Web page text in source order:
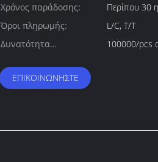
λεπτομέρειες:
Χρόνος παράδοσης:
Περίπου 30
Όροι πληρωμής:
L/C, T/T
Δυνατότητα
100000/pcs
ΕΠΙΚΟΙΝΩΝΉΣΤΕ